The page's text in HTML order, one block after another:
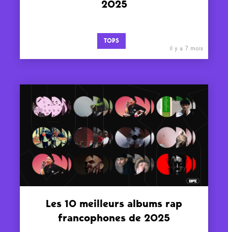
2025
TOPS
il y a 7 mois
Les 10 meilleurs albums rap
francophones de 2025